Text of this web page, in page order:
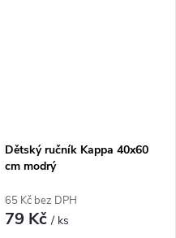
Dětský ručník Kappa 40x60
cm modrý
65 Kč bez DPH
79 Kč/ ks